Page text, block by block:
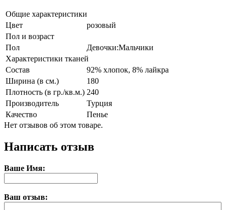
Общие характеристики
Цвет
розовый
Пол и возраст
Пол
Девочки:Мальчики
Характеристики тканей
Состав
92% хлопок, 8% лайкра
Ширина (в см.)
180
Плотность (в гр./кв.м.) 240
Производитель
Турция
Качество
Пенье
Нет отзывов об этом товаре.
Написать отзыв
Ваше Имя:
Ваш отзыв: